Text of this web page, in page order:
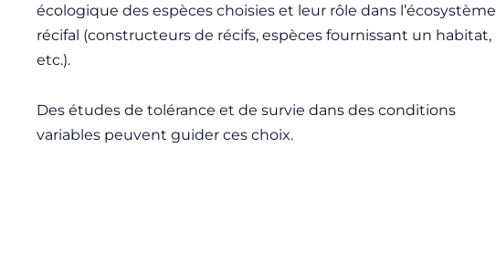
écologique des espèces choisies et leur rôle dans l’écosystème
récifal (constructeurs de récifs, espèces fournissant un habitat,
etc.).
Des études de tolérance et de survie dans des conditions
variables peuvent guider ces choix.